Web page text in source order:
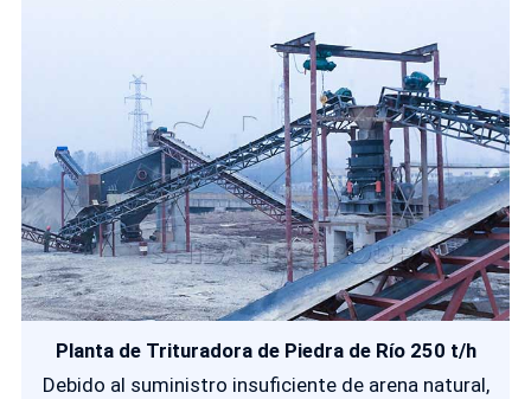
Debido al suministro insuficiente de arena natural,
Planta de Trituradora de Piedra de Río 250 t/h